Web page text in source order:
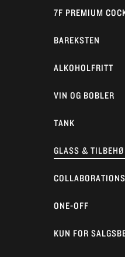
7F PREMIUM
BAREKSTEN
ALKOHOLFRITT
VIN OG BOBLER
TANK
GLASS &
COLLABORATIONS
ONE-OFF
KUN FOR